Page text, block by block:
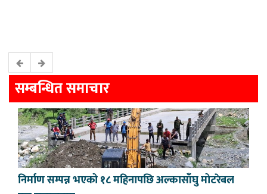
सम्बन्धित समाचार
निर्माण सम्पन्न भएको १८ महिनापछि अल्कासाँघु मोटरेबल